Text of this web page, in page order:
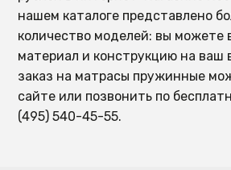
нашем каталоге представлено
количество моделей: вы можете
материал и конструкцию на ваш
заказ на матрасы пружинные
сайте или позвонить по
(495) 540-45-55.